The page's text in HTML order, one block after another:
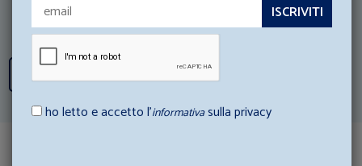
ho letto e accetto l’informativasulla privacy